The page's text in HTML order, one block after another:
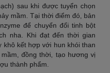
sau khi được tuyển chọn
mầm. Tại thời điểm đó, bản
để chuyển đổi tinh bột
nha. Khi đạt đến thời gian
khô kết hợp với hun khói than
đồng thời, tạo hương vị
thành phẩm.